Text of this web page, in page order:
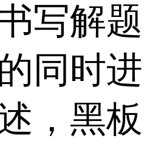
写解题
同时进
，黑板